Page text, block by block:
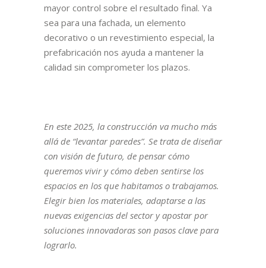
mayor control sobre el resultado final. Ya
sea para una fachada, un elemento
decorativo o un revestimiento especial, la
prefabricación nos ayuda a mantener la
calidad sin comprometer los plazos.
En este 2025, la construcción va mucho más
allá de “levantar paredes”. Se trata de diseñar
con visión de futuro, de pensar cómo
queremos vivir y cómo deben sentirse los
espacios en los que habitamos o trabajamos.
Elegir bien los materiales, adaptarse a las
nuevas exigencias del sector y apostar por
soluciones innovadoras son pasos clave para
lograrlo.